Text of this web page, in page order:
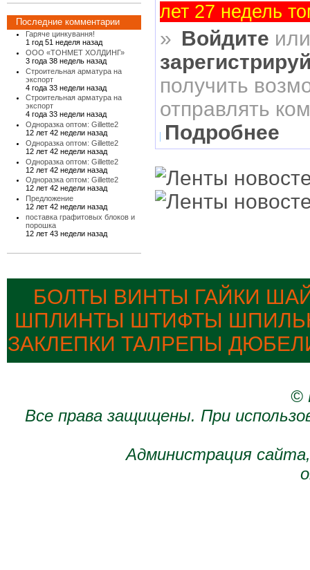
Последние комментарии
Гаряче цинкування!
1 год 51 неделя назад
ООО «ТОНМЕТ ХОЛДИНГ»
3 года 38 недель назад
Строительная арматура на
экспорт
4 года 33 недели назад
Строительная арматура на
экспорт
4 года 33 недели назад
Одноразка оптом: Gillette2
12 лет 42 недели назад
Одноразка оптом: Gillette2
12 лет 42 недели назад
Одноразка оптом: Gillette2
12 лет 42 недели назад
Одноразка оптом: Gillette2
12 лет 42 недели назад
Предложение
12 лет 42 недели назад
поставка графитовых блоков и
порошка
12 лет 43 недели назад
лет 27 недель
» Войдите
получить
отправлять
Подробнее
БОЛТЫ ВИНТЫ ГАЙКИ
ШПЛИНТЫ ШТИФТЫ
ЗАКЛЕПКИ ТАЛРЕПЫ
©
Все права защищены. При
Администрация